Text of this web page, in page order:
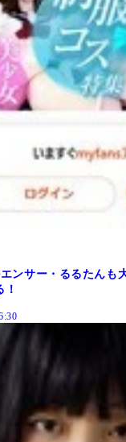
エンサー・るるたん